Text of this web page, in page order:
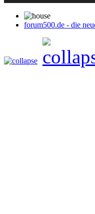
forum500.de - die